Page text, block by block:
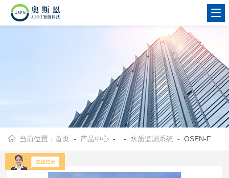
当前位置：首页 - 产品中心 - - 水质监测系统 - OSEN-FB河流湖泊海洋高精度浮标型水质监测分析系统